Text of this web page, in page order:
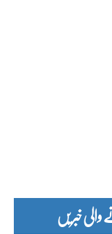
خبریں